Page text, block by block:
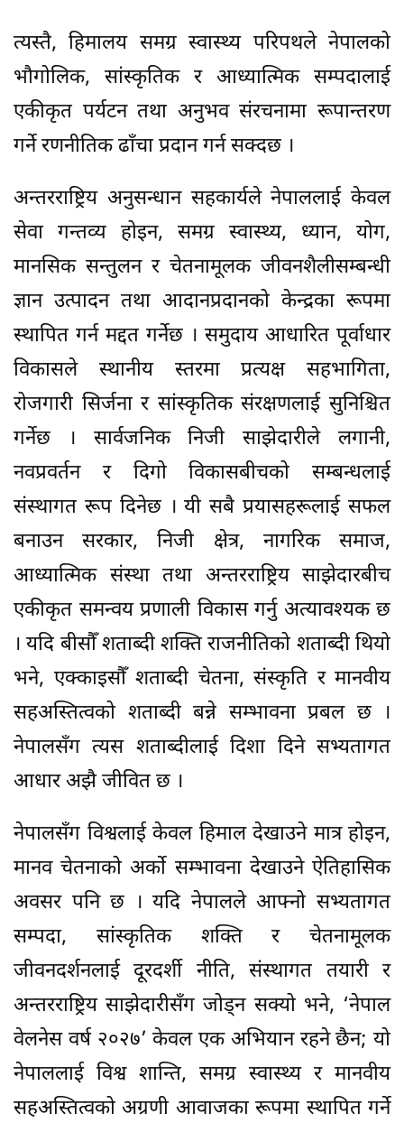
त्यस्तै, हिमालय समग्र स्वास्थ्य परिपथले नेपालको
भौगोलिक, सांस्कृतिक र आध्यात्मिक सम्पदालाई
एकीकृत पर्यटन तथा अनुभव संरचनामा रूपान्तरण
गर्ने रणनीतिक ढाँचा प्रदान गर्न सक्दछ ।
अन्तरराष्ट्रिय अनुसन्धान सहकार्यले नेपाललाई केवल
सेवा गन्तव्य होइन, समग्र स्वास्थ्य, ध्यान, योग,
मानसिक सन्तुलन र चेतनामूलक जीवनशैलीसम्बन्धी
ज्ञान उत्पादन तथा आदानप्रदानको केन्द्रका रूपमा
स्थापित गर्न मद्दत गर्नेछ । समुदाय आधारित पूर्वाधार
विकासले स्थानीय स्तरमा प्रत्यक्ष सहभागिता,
रोजगारी सिर्जना र सांस्कृतिक संरक्षणलाई सुनिश्चित
गर्नेछ । सार्वजनिक निजी साझेदारीले लगानी,
नवप्रवर्तन र दिगो विकासबीचको सम्बन्धलाई
संस्थागत रूप दिनेछ । यी सबै प्रयासहरूलाई सफल
बनाउन सरकार, निजी क्षेत्र, नागरिक समाज,
आध्यात्मिक संस्था तथा अन्तरराष्ट्रिय साझेदारबीच
एकीकृत समन्वय प्रणाली विकास गर्नु अत्यावश्यक छ
। यदि बीसौँ शताब्दी शक्ति राजनीतिको शताब्दी थियो
भने, एक्काइसौँ शताब्दी चेतना, संस्कृति र मानवीय
सहअस्तित्वको शताब्दी बन्ने सम्भावना प्रबल छ ।
नेपालसँग त्यस शताब्दीलाई दिशा दिने सभ्यतागत
आधार अझै जीवित छ ।
नेपालसँग विश्वलाई केवल हिमाल देखाउने मात्र होइन,
मानव चेतनाको अर्को सम्भावना देखाउने ऐतिहासिक
अवसर पनि छ । यदि नेपालले आफ्नो सभ्यतागत
सम्पदा, सांस्कृतिक शक्ति र चेतनामूलक
जीवनदर्शनलाई दूरदर्शी नीति, संस्थागत तयारी र
अन्तरराष्ट्रिय साझेदारीसँग जोड्न सक्यो भने, ‘नेपाल
वेलनेस वर्ष २०२७’ केवल एक अभियान रहने छैन; यो
नेपाललाई विश्व शान्ति, समग्र स्वास्थ्य र मानवीय
सहअस्तित्वको अग्रणी आवाजका रूपमा स्थापित गर्ने